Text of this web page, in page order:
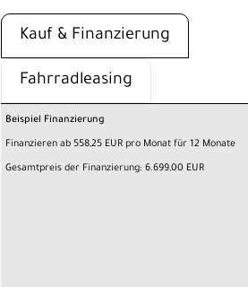
Kauf & Finanzierung
Fahrradleasing
Beispiel Finanzierung
Finanzieren ab 558,25 EUR pro Monat für 12 Monate
Gesamtpreis der Finanzierung: 6.699,00 EUR